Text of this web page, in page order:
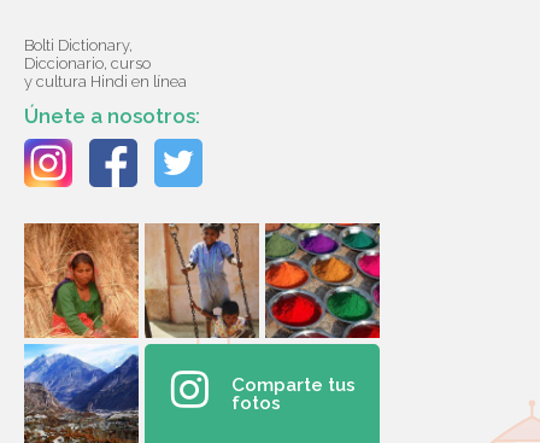
Bolti Dictionary,
Diccionario, curso
y cultura Hindi en línea
Únete a nosotros:
Comparte tus
fotos